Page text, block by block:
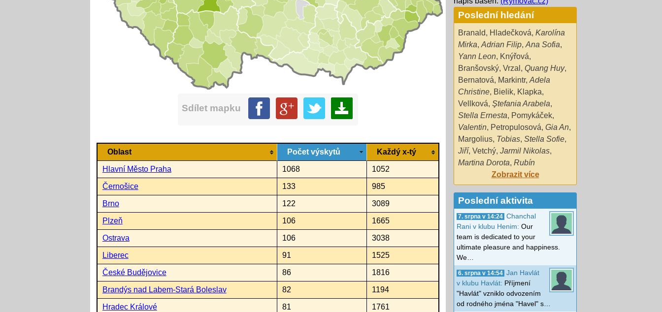
Sdílet mapku
Oblast Počet výskytů Každý x-tý
Hlavní Město Praha 1068 1052
Černošice 133 985
Brno 122 3089
Plzeň 106 1665
Ostrava 106 3038
Liberec 91 1525
České Budějovice 86 1816
Brandýs nad Labem-Stará Boleslav 82 1194
Hradec Králové 81 1761
Poslední hledání
Branald, Hladečková, Karolína
Mirka, Adrian Filip, Ana Sofia,
Yann Leon, Knýřová,
Branšovský, Vrzal , Quang Huy,
Bernatová, Markintr, Adela
Christine, Bielik, Klapka,
Vellková, Ştefania Arabela,
Stella Ernesta, Pomykáček,
Valentin, Petropulosová, Gia An,
Margolius, Tobias, Stella Sofie,
Jiří, Vetchý, Jarmil Nikolas,
Martina Dorota, Rubín
Zobrazit více
Poslední aktivita
7. srpna v 14:24 Chanchal
Rani v klubu Henim: Our
team is dedicated to your
ultimate pleasure and happiness.
We…
6. srpna v 14:54 Jan Havlát
v klubu Havlát: Příjmení
"Havlát" vzniklo odvozením
od rodného jména "Havel" s…